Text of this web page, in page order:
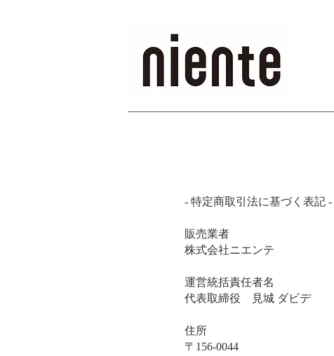
- 特定商取引法に基づく表記 -
販売業者
株式会社ニエンテ
運営統括責任者名​
代表取締役 見城 ダビデ
住所
〒156-0044